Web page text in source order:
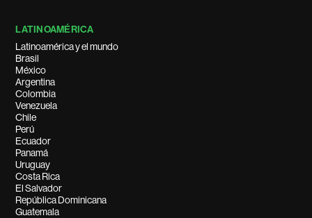
LATINOAMÉRICA
Latinoamérica y el mundo
Brasil
México
Argentina
Colombia
Venezuela
Chile
Perú
Ecuador
Panamá
Uruguay
Costa Rica
El Salvador
República Dominicana
Guatemala